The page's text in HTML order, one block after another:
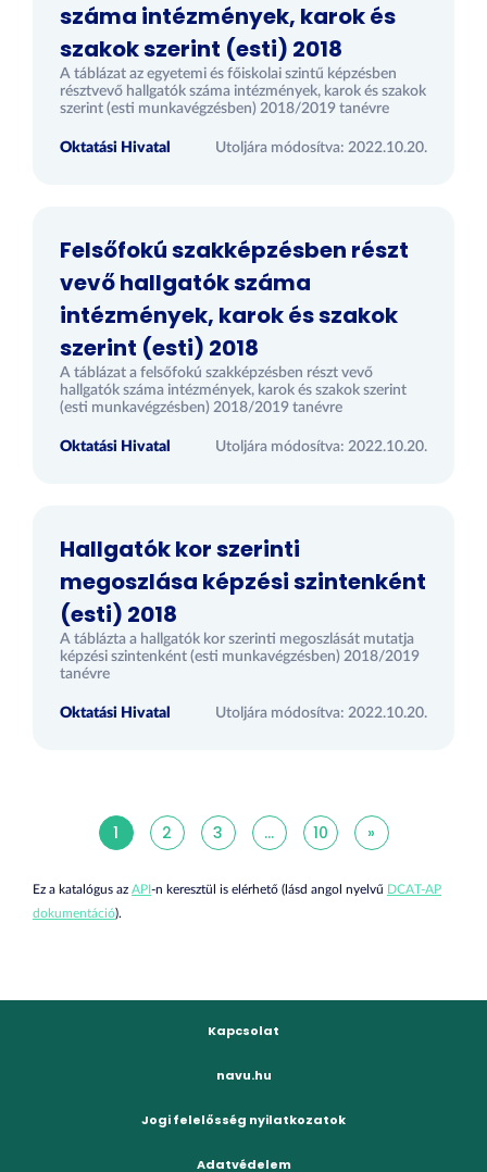
száma intézmények, karok és
szakok szerint (esti) 2018
A táblázat az egyetemi és főiskolai szintű képzésben
résztvevő hallgatók száma intézmények, karok és szakok
szerint (esti munkavégzésben) 2018/2019 tanévre
Oktatási Hivatal Utoljára módosítva: 2022.10.20.
Felsőfokú szakképzésben részt
vevő hallgatók száma
intézmények, karok és szakok
szerint (esti) 2018
A táblázat a felsőfokú szakképzésben részt vevő
hallgatók száma intézmények, karok és szakok szerint
(esti munkavégzésben) 2018/2019 tanévre
Oktatási Hivatal Utoljára módosítva: 2022.10.20.
Hallgatók kor szerinti
megoszlása képzési szintenként
(esti) 2018
A táblázta a hallgatók kor szerinti megoszlását mutatja
képzési szintenként (esti munkavégzésben) 2018/2019
tanévre
Oktatási Hivatal Utoljára módosítva: 2022.10.20.
1 2 3 ... 10 »
Ez a katalógus az API-n keresztül is elérhető (lásd angol nyelvű DCAT-AP
dokumentáció).
Kapcsolat
navu.hu
Jogi felelősség nyilatkozatok
Adatvédelem